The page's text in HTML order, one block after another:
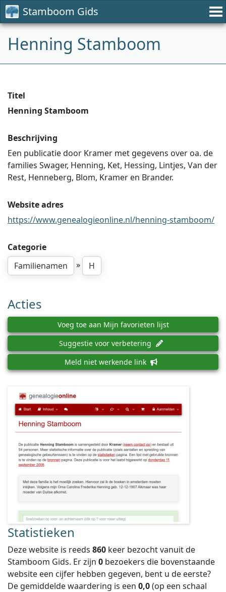
Stamboom Gids
Henning Stamboom
Titel
Henning Stamboom
Beschrijving
Een publicatie door Kramer met gegevens over oa. de
families Swager, Henning, Ket, Hessing, Lintjes, Van der
Rest, Henneberg, Blom, Kramer en Brander.
Website adres
https://www.genealogieonline.nl/henning-stamboom/
Categorie
Familienamen
» H
Acties
Voeg toe aan Mijn favorieten lijst
Suggestie voor verbetering
Meld niet werkende link
Statistieken
Deze website is reeds 860 keer bezocht vanuit de
Stamboom Gids. Er zijn 0 bezoekers die bovenstaande
website een cijfer hebben gegeven, bent u de eerste?
De gemiddelde waardering is een 0,0(op een schaal